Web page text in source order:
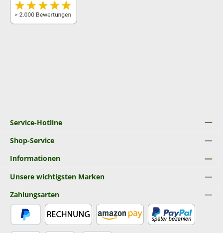
Service-Hotline
Shop-Service
Informationen
Unsere wichtigsten Marken
Zahlungsarten